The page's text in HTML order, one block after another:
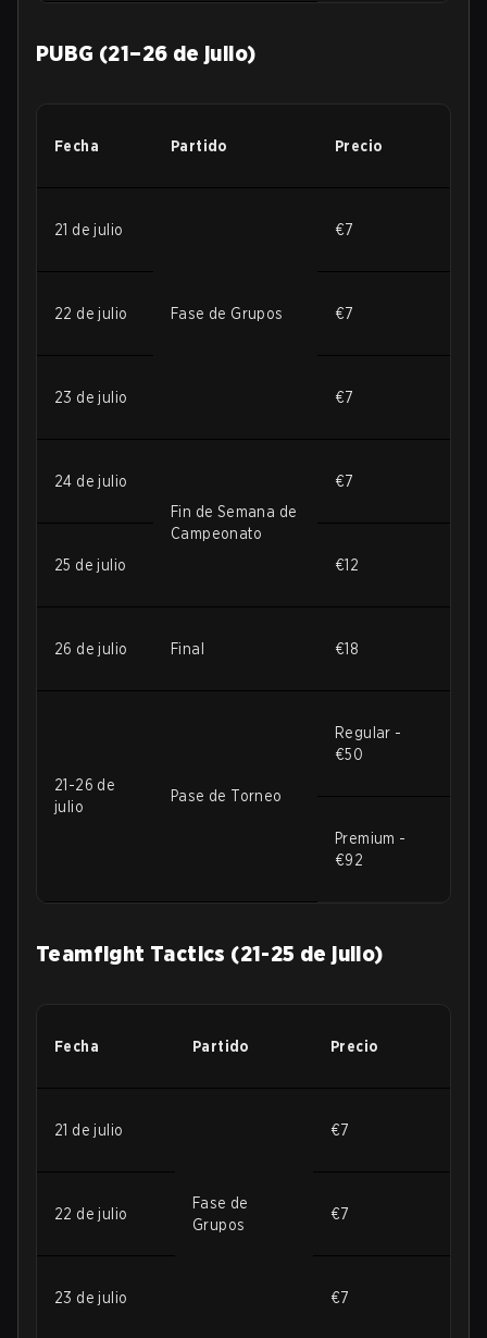
PUBG (21–26 de julio)
Fecha Partido Precio
21 de julio
Fase de Grupos
€7
22 de julio €7
23 de julio €7
24 de julio
Fin de Semana de
Campeonato
€7
25 de julio €12
26 de julio Final €18
21-26 de
julio
Pase de Torneo
Regular -
€50
Premium -
€92
Teamfight Tactics (21-25 de julio)
Fecha Partido Precio
21 de julio
Fase de
Grupos
€7
22 de julio €7
23 de julio €7